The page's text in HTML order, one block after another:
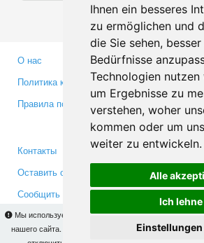
Ihnen ein besseres
zu ermöglichen und
die Sie sehen,
Bedürfnisse
Technologien nutzen
um Ergebnisse zu
verstehen, woher
kommen oder um
weiter zu entwickeln.
Alle
Ich lehne
Мы используем cookies для того, чтобы Вы могли
нашего сайта. На
Вы сможете узнать
О нас
Политика конфиденциальности
Правила пользования
Медиа
Контакты
Оставить отзыв
Сообщить об ошибке